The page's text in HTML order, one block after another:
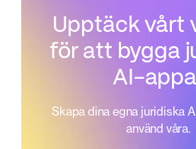
Upptäck vårt
för att bygga
AI-
Skapa dina egna juridiska
använd våra.